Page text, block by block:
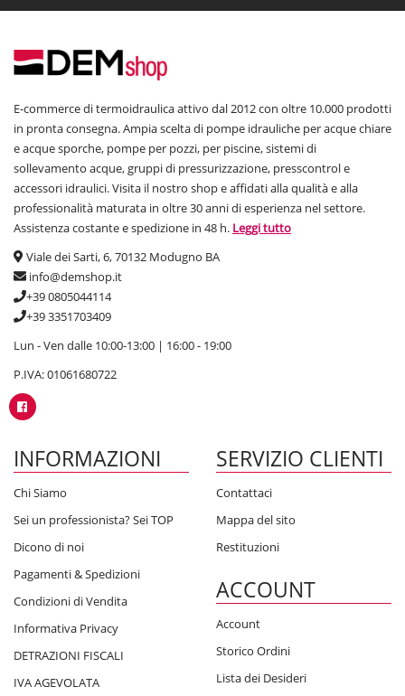
E-commerce di termoidraulica attivo dal 2012 con oltre 10.000 prodotti
in pronta consegna. Ampia scelta di pompe idrauliche per acque chiare
e acque sporche, pompe per pozzi, per piscine, sistemi di
sollevamento acque, gruppi di pressurizzazione, presscontrol e
accessori idraulici. Visita il nostro shop e affidati alla qualità e alla
professionalità maturata in oltre 30 anni di esperienza nel settore.
Assistenza costante e spedizione in 48 h. Leggi tutto
Viale dei Sarti, 6, 70132 Modugno BA
info@demshop.it
+39 0805044114
+39 3351703409
Lun - Ven dalle 10:00-13:00 | 16:00 - 19:00
P.IVA: 01061680722
INFORMAZIONI
Chi Siamo
Sei un professionista? Sei TOP
Dicono di noi
Pagamenti & Spedizioni
Condizioni di Vendita
Informativa Privacy
DETRAZIONI FISCALI
IVA AGEVOLATA
SERVIZIO CLIENTI
Contattaci
Mappa del sito
Restituzioni
ACCOUNT
Account
Storico Ordini
Lista dei Desideri